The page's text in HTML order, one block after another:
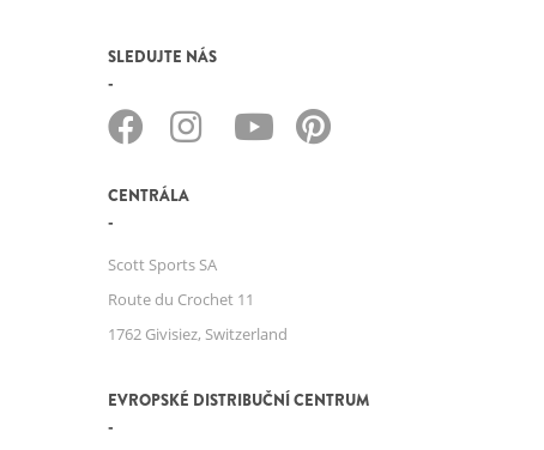
SLEDUJTE NÁS
CENTRÁLA
Scott Sports SA
Route du Crochet 11
1762 Givisiez, Switzerland
EVROPSKÉ DISTRIBUČNÍ CENTRUM